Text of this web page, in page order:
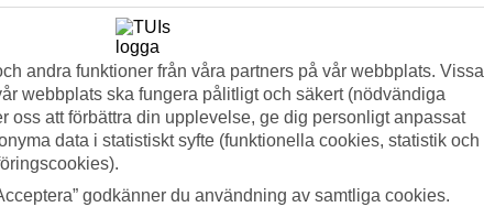
ta reda på var det är varmt just den här månaden.
All Inclusive inkluderat.. Boka här »
andra funktioner från våra partners på vår webbplats. Vissa
webbplats ska fungera pålitligt och säkert (nödvändiga
oss att förbättra din upplevelse, ge dig personligt anpassat
data i statistiskt syfte (funktionella cookies, statistik och
godkänner du användning av samtliga cookies.